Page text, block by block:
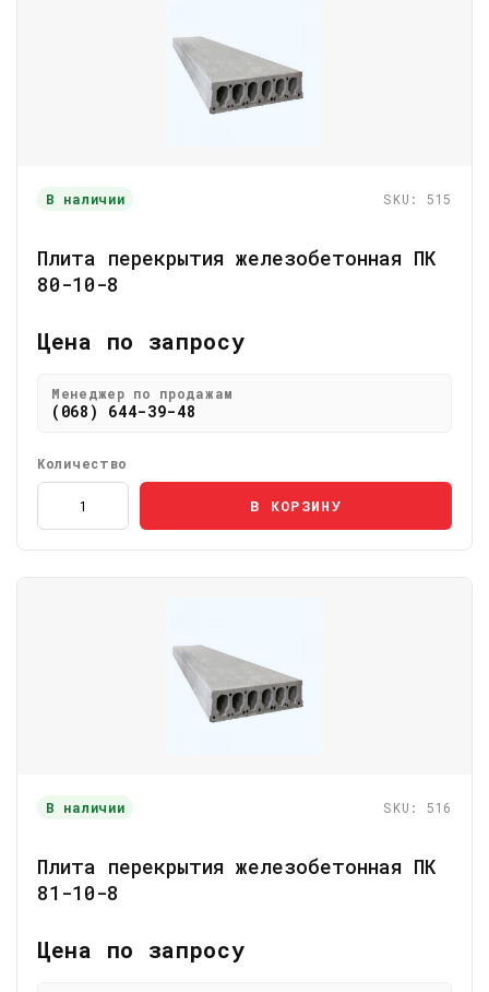
В наличии SKU: 515
Плита перекрытия железобетонная ПК
80-10-8
Цена по запросу
Менеджер по продажам
(068) 644-39-48
Количество
В КОРЗИНУ
В наличии SKU: 516
Плита перекрытия железобетонная ПК
81-10-8
Цена по запросу